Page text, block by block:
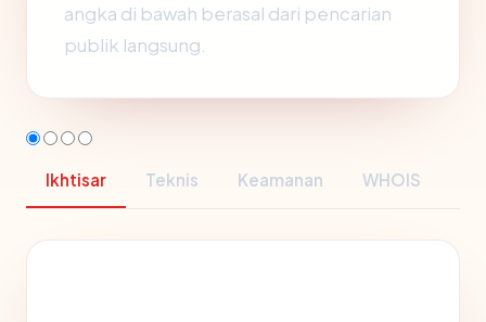
angka di bawah berasal dari pencarian
publik langsung.
Ikhtisar Teknis Keamanan WHOIS